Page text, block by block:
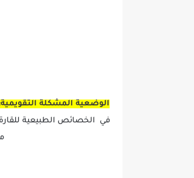
الوضعية المشكلة
في الخصائص الطبيعية للقارة